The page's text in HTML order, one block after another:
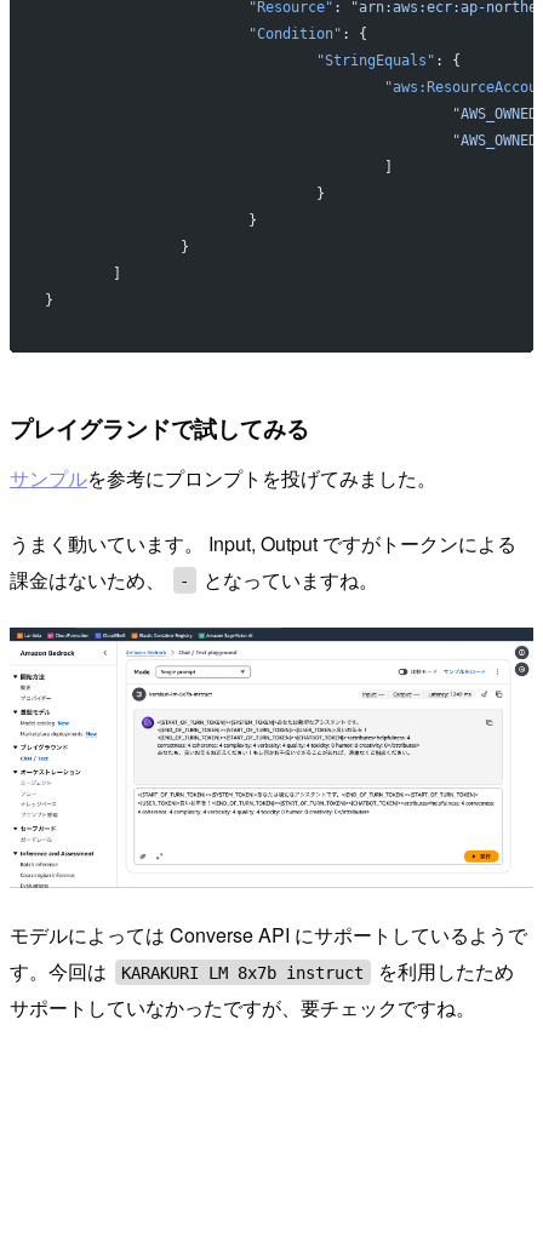
			"Resource"
:
"arn:aws:ecr:ap-
			"Condition"
: {
				"StringEquals"
: {
				}
			}
		}
}
プレイグランドで試してみる
サンプルを参考にプロンプトを投げてみました。
うまく動いています。 Input, Output ですがトークンによる
課金はないため、
- となっていますね。
モデルによっては Converse API にサポートしているようで
す。今回は
KARAKURI LM 8x7b instruct
を利用したため
サポートしていなかったですが、要チェックですね。